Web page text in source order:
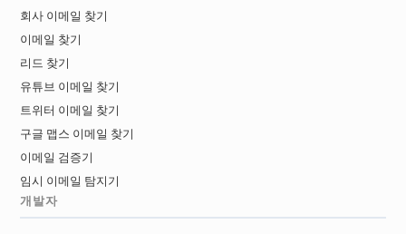
회사 이메일 찾기
이메일 찾기
리드 찾기
유튜브 이메일 찾기
트위터 이메일 찾기
구글 맵스 이메일 찾기
이메일 검증기
임시 이메일 탐지기
개발자